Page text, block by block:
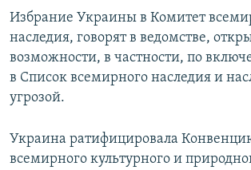
Избрание Украины в Комитет
наследия, говорят в ведомстве,
возможности, в частности, по
в Список всемирного наследия и
угрозой.
Украина ратифицировала
всемирного культурного и